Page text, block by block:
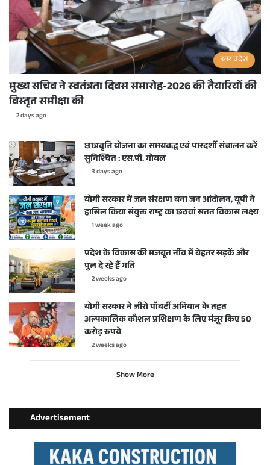
उत्तर प्रदेश
मुख्य सचिव ने स्वतंत्रता दिवस समारोह-2026 की तैयारियों की
विस्तृत समीक्षा की
2 days ago
छात्रवृत्ति योजना का समयबद्ध एवं पारदर्शी संचालन करें
सुनिश्चित : एस.पी. गोयल
3 days ago
योगी सरकार में जल संरक्षण बना जन आंदोलन, यूपी ने
हासिल किया संयुक्त राष्ट्र का छठवां सतत विकास लक्ष्य
1 week ago
प्रदेश के विकास की मजबूत नींव में बेहतर सड़कें और
पुल दे रहे हैं गति
2 weeks ago
योगी सरकार ने जीरो पॉवर्टी अभियान के तहत
अल्पकालिक कौशल प्रशिक्षण के लिए मंजूर किए 50
करोड़ रुपये
2 weeks ago
Show More
Advertisement